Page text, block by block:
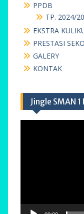
PPDB
TP. 2024/
EKSTRA
PRESTASI
GALERY
KONTAK
Jingle SMAN